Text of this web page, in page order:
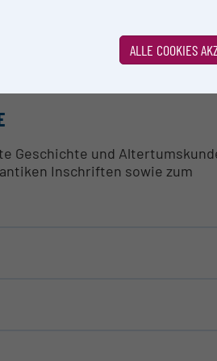
für wissenschaftliche Zwecke
Geschichte und
Inschriften sowie zum
ALLE COOKIES